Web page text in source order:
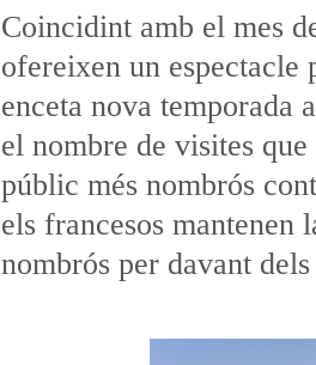
Coincidint amb el mes
ofereixen un
enceta nova temporada
el nombre de visites
públic més nombrós
els francesos mantenen
nombrós per davant